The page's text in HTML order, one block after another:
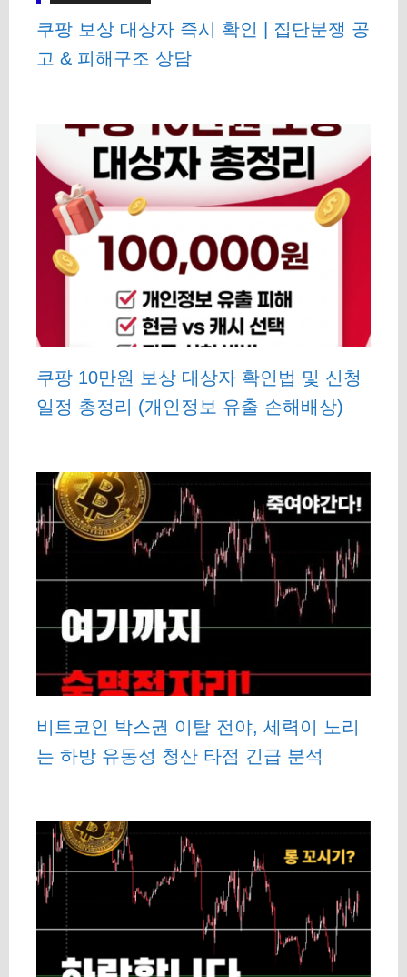
쿠팡 보상 대상자 즉시 확인 | 집단분쟁 공
고 & 피해구조 상담
쿠팡 10만원 보상 대상자 확인법 및 신청
일정 총정리 (개인정보 유출 손해배상)
비트코인 박스권 이탈 전야, 세력이 노리
는 하방 유동성 청산 타점 긴급 분석